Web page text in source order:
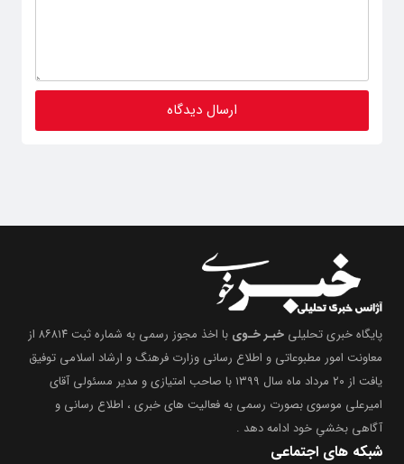
پایگاه خبری تحلیلی خبـر خـوی
با اخذ مجوز رسمی به شماره ثبت ۸۶۸۱۴ از
معاونت امور مطبوعاتی و اطلاع رسانی وزارت فرهنگ و ارشاد اسلامی توفیق
یافت از ۲۰ مرداد ماه سال ۱۳۹۹ با صاحب امتیازی و مدیر مسئولی آقای
امیرعلی موسوی بصورت رسمی به فعالیت های خبری ، اطلاع رسانی و
آگاهی بخشیِ خود ادامه دهد .
شبکه های اجتماعی